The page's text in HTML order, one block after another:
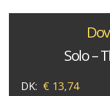
Solo –
DK: € 13,74